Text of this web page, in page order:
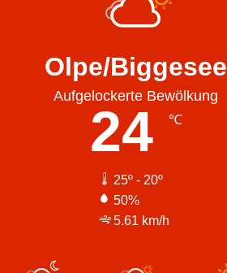
Olpe/Biggesee
Aufgelockerte Bewölkung
24 ℃
25º - 20º
50%
5.61 km/h